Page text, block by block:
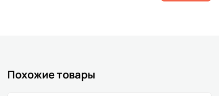
Похожие товары